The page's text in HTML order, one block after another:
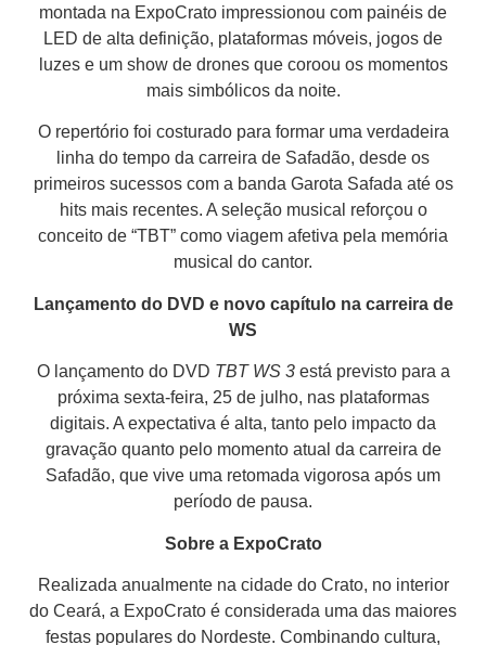
montada na ExpoCrato impressionou com painéis de
LED de alta definição, plataformas móveis, jogos de
luzes e um show de drones que coroou os momentos
mais simbólicos da noite.
O repertório foi costurado para formar uma verdadeira
linha do tempo da carreira de Safadão, desde os
primeiros sucessos com a banda Garota Safada até os
hits mais recentes. A seleção musical reforçou o
conceito de “TBT” como viagem afetiva pela memória
musical do cantor.
Lançamento do DVD e novo capítulo na carreira de
WS
O lançamento do DVD TBT WS 3está previsto para a
próxima sexta-feira, 25 de julho, nas plataformas
digitais. A expectativa é alta, tanto pelo impacto da
gravação quanto pelo momento atual da carreira de
Safadão, que vive uma retomada vigorosa após um
período de pausa.
Sobre a ExpoCrato
Realizada anualmente na cidade do Crato, no interior
do Ceará, a ExpoCrato é considerada uma das maiores
festas populares do Nordeste. Combinando cultura,